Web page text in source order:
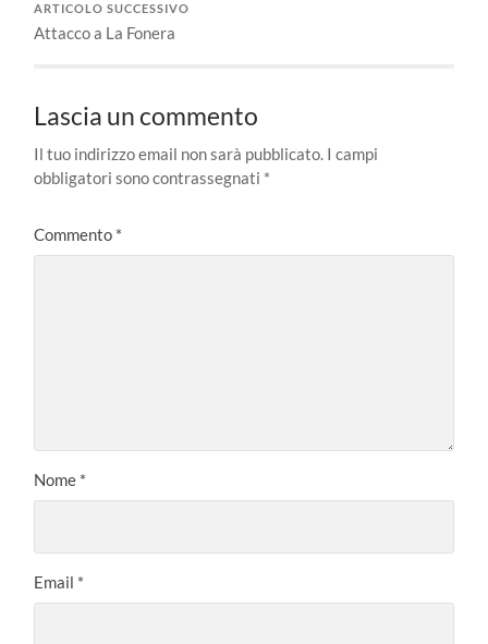
ARTICOLO SUCCESSIVO
Attacco a La Fonera
Lascia un commento
Il tuo indirizzo email non sarà pubblicato. I campi
obbligatori sono contrassegnati *
Commento *
Nome *
Email *